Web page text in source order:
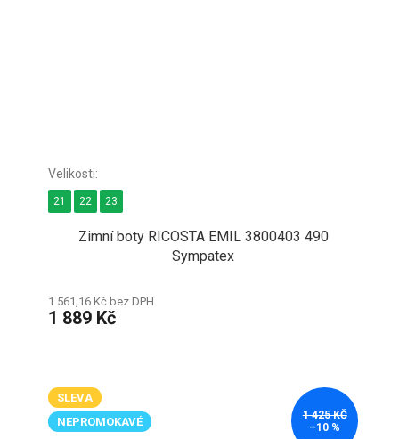
Zimní boty RICOSTA EMIL 3800403 490
Sympatex
1 561,16 Kč bez DPH
1 889 Kč
21 22 23
SLEVA
NEPROMOKAVÉ
1 425 KČ
–10 %